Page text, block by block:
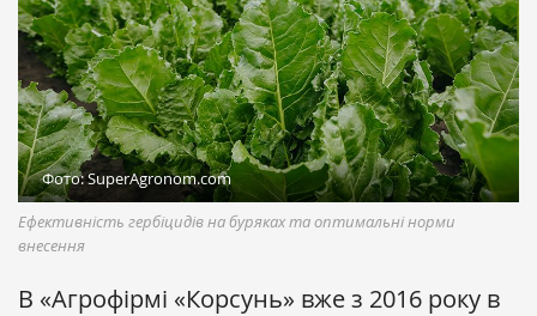
Фото: SuperAgronom.com
Ефективність гербіцидів на буряках та оптимальні норми
внесення
В «Агрофірмі «Корсунь» вже з 2016 року в